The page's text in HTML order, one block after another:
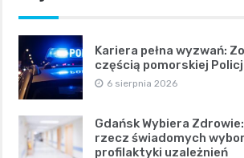
Kariera pełna wyzwań:
częścią pomorskiej
6 sierpnia 2026
Gdańsk Wybiera
rzecz świadomych
profilaktyki uzależnień